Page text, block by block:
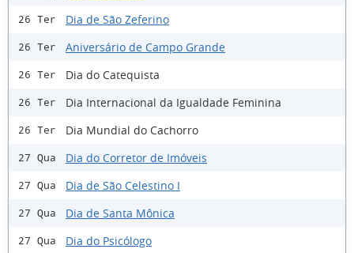
26 Ter Dia de São Zeferino
26 Ter Aniversário de Campo Grande
26 Ter Dia do Catequista
26 Ter Dia Internacional da Igualdade Feminina
26 Ter Dia Mundial do Cachorro
27 Qua Dia do Corretor de Imóveis
27 Qua Dia de São Celestino I
27 Qua Dia de Santa Mônica
27 Qua Dia do Psicólogo